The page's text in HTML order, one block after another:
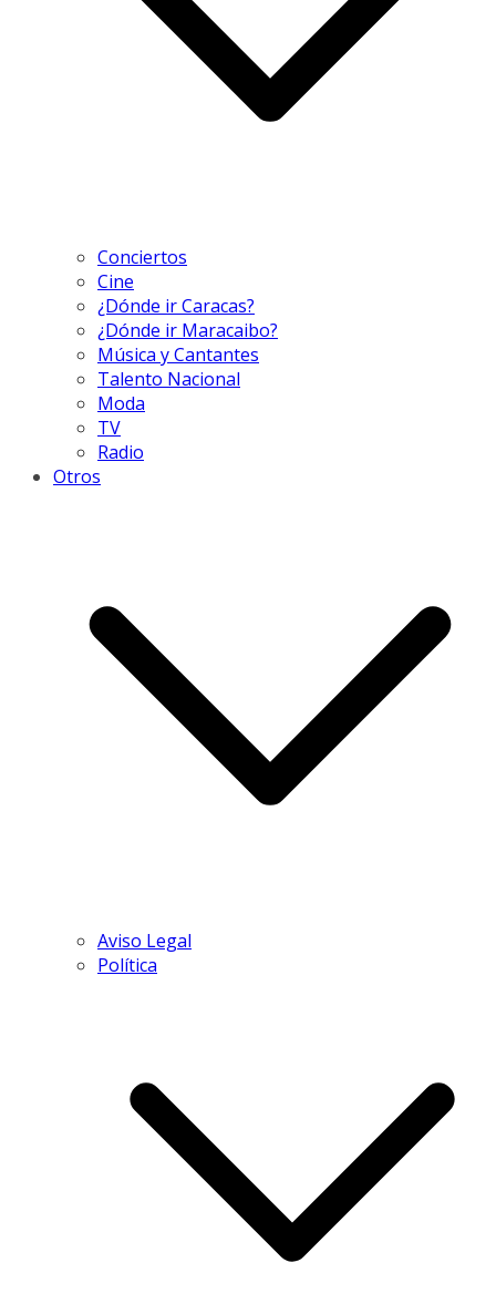
Conciertos
Cine
¿Dónde ir Caracas?
¿Dónde ir Maracaibo?
Música y Cantantes
Talento Nacional
Moda
TV
Radio
Otros
Aviso Legal
Política